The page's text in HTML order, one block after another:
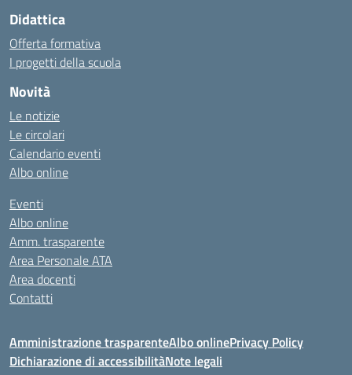
Didattica
Offerta formativa
I progetti della scuola
Novità
Le notizie
Le circolari
Calendario eventi
Albo online
Eventi
Albo online
Amm. trasparente
Area Personale ATA
Area docenti
Contatti
Amministrazione trasparenteAlbo onlinePrivacy Policy
Dichiarazione di accessibilitàNote legali